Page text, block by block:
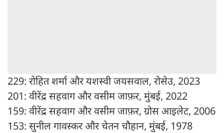
229: रोहित शर्मा और यशस्वी जयसवाल, रोसेउ, 2023
201: वीरेंद्र सहवाग और वसीम जाफ़र, मुंबई, 2022
159: वीरेंद्र सहवाग और वसीम जाफ़र, ग्रोस आइलेट, 2006
153: सुनील गावस्कर और चेतन चौहान, मुंबई, 1978